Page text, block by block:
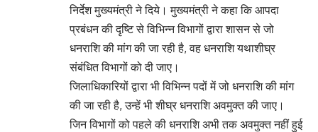
निर्देश मुख्यमंत्री ने दिये। मुख्यमंत्री ने कहा कि आपदा
प्रबंधन की दृष्टि से विभिन्न विभागों द्वारा शासन से जो
धनराशि की मांग की जा रही है, वह धनराशि यथाशीघ्र
संबंधित विभागों को दी जाए।
जिलाधिकारियों द्वारा भी विभिन्न पदों में जो धनराशि की मांग
की जा रही है, उन्हें भी शीघ्र धनराशि अवमुक्त की जाए।
जिन विभागों को पहले की धनराशि अभी तक अवमुक्त नहीं हुई